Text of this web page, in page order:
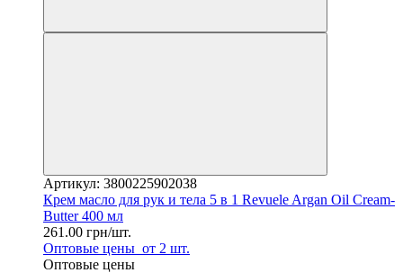
Артикул: 3800225902038
Крем масло для рук и тела 5 в 1 Revuele Argan Oil Cream-
Butter 400 мл
261.00 грн/шт.
Оптовые цены от 2 шт.
Оптовые цены